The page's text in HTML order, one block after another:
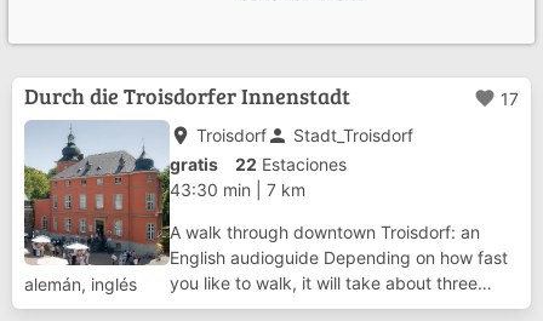
Durch die Troisdorfer Innenstadt favorite 17
alemán, inglés
place Troisdorfperson Stadt_Troisdorf
gratis
22 Estaciones
43:30 min
7 km
A walk through downtown Troisdorf: an
English audioguide Depending on how fast
you like to walk, it will take about three
hours. This guide is offered to you by the